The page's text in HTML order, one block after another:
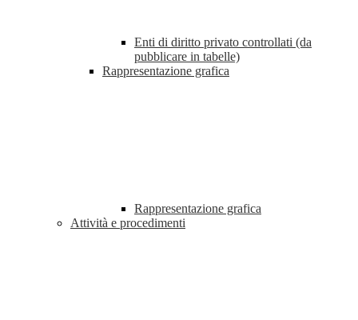
Enti di diritto privato controllati (da
pubblicare in tabelle)
Rappresentazione grafica
Rappresentazione grafica
Attività e procedimenti